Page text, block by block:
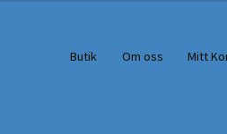
Butik Om oss Mitt